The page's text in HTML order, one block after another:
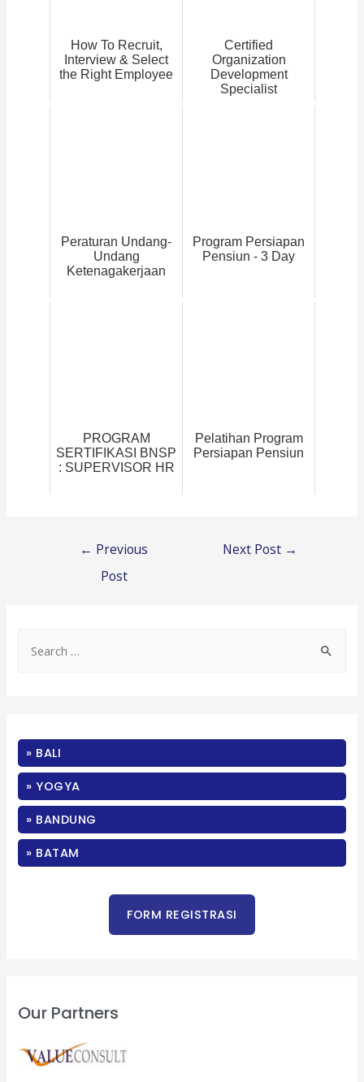
How To Recruit,
Interview & Select
the Right Employee
Certified
Organization
Development
Specialist
Peraturan Undang-
Undang
Ketenagakerjaan
Program Persiapan
Pensiun - 3 Day
PROGRAM
SERTIFIKASI BNSP
: SUPERVISOR HR
Pelatihan Program
Persiapan Pensiun
← Previous
Post
Next Post →
f
o
r
» BALI
» YOGYA
» BANDUNG
» BATAM
Our Partners